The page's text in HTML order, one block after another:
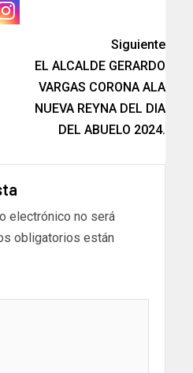
Siguiente
EL ALCALDE GERARDO
VARGAS CORONA ALA
NUEVA REYNA DEL DIA
DEL ABUELO 2024.
electrónico no será
obligatorios están